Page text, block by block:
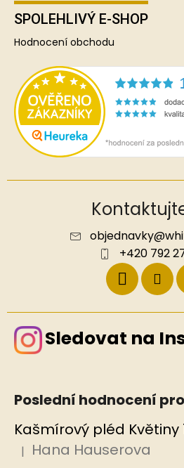
SPOLEHLIVÝ E-SHOP
Hodnocení obchodu
objednavky@
+420 792
Sledovat na
Poslední hodnocení
Hodnocení produktu je 5 z 5
| Hana Hauserova